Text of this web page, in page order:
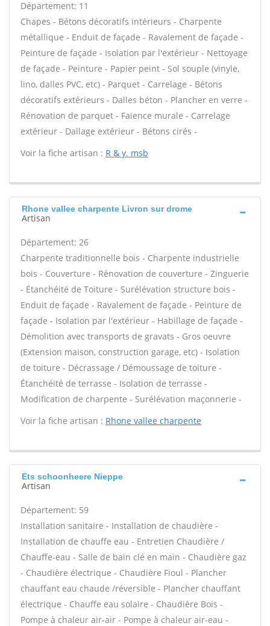
Département: 11
Chapes - Bétons décoratifs intérieurs - Charpente
métallique - Enduit de façade - Ravalement de façade -
Peinture de façade - Isolation par l'extérieur - Nettoyage
de façade - Peinture - Papier peint - Sol souple (vinyle,
lino, dalles PVC, etc) - Parquet - Carrelage - Bétons
décoratifs extérieurs - Dalles béton - Plancher en verre -
Rénovation de parquet - Faïence murale - Carrelage
extérieur - Dallage extérieur - Bétons cirés -
Voir la fiche artisan : R & y. msb
Rhone vallee charpente Livron sur drome
Artisan
Département: 26
Charpente traditionnelle bois - Charpente industrielle
bois - Couverture - Rénovation de couverture - Zinguerie
- Étanchéité de Toiture - Surélévation structure bois -
Enduit de façade - Ravalement de façade - Peinture de
façade - Isolation par l'extérieur - Habillage de façade -
Démolition avec transports de gravats - Gros oeuvre
(Extension maison, construction garage, etc) - Isolation
de toiture - Décrassage / Démoussage de toiture -
Étanchéité de terrasse - Isolation de terrasse -
Modification de charpente - Surélévation maçonnerie -
Voir la fiche artisan : Rhone vallee charpente
Ets schoonheere Nieppe
Artisan
Département: 59
Installation sanitaire - Installation de chaudière -
Installation de chauffe eau - Entretien Chaudière /
Chauffe-eau - Salle de bain clé en main - Chaudière gaz
- Chaudière électrique - Chaudière Fioul - Plancher
chauffant eau chaude /réversible - Plancher chauffant
électrique - Chauffe eau solaire - Chaudière Bois -
Pompe à chaleur air-air - Pompe à chaleur air-eau -